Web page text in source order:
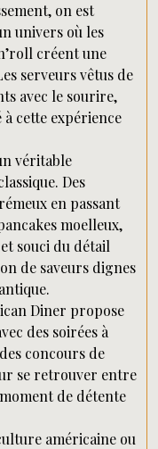
on est
univers où les
créent une
serveurs vêtus de
avec le sourire,
cette expérience
véritable
Des
en passant
moelleux,
souci du détail
de saveurs dignes
Diner propose
des soirées à
concours de
se retrouver entre
de détente
américaine ou